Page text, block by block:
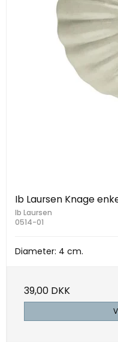
Ib Laursen Knage
Ib Laursen
0514-01
Diameter: 4 cm.
39,00 DKK